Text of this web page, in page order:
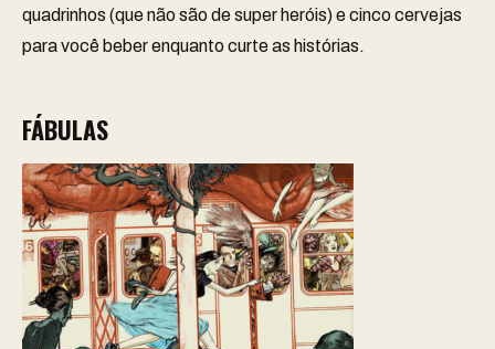
quadrinhos (que não são de super heróis) e cinco cervejas
para você beber enquanto curte as histórias.
FÁBULAS